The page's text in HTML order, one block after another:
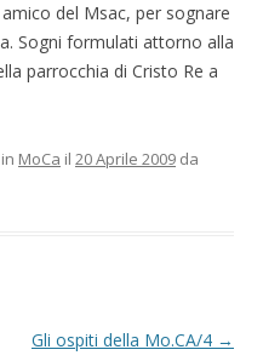
del Msac, per sognare
Sogni formulati attorno alla
parrocchia di Cristo Re a
MoCa il 20 Aprile 2009 da
Gli ospiti della Mo.CA/4 →